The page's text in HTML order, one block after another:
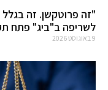
"זה פרוטקשן. זה
לשריפה ב"ביג" פתח
9 באוגוסט 2026